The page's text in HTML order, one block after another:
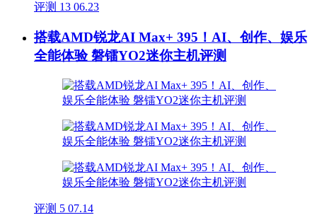
评测 13 06.23
搭载AMD锐龙AI Max+ 395！AI、创作、娱乐
全能体验 磐镭YO2迷你主机评测
评测 5 07.14